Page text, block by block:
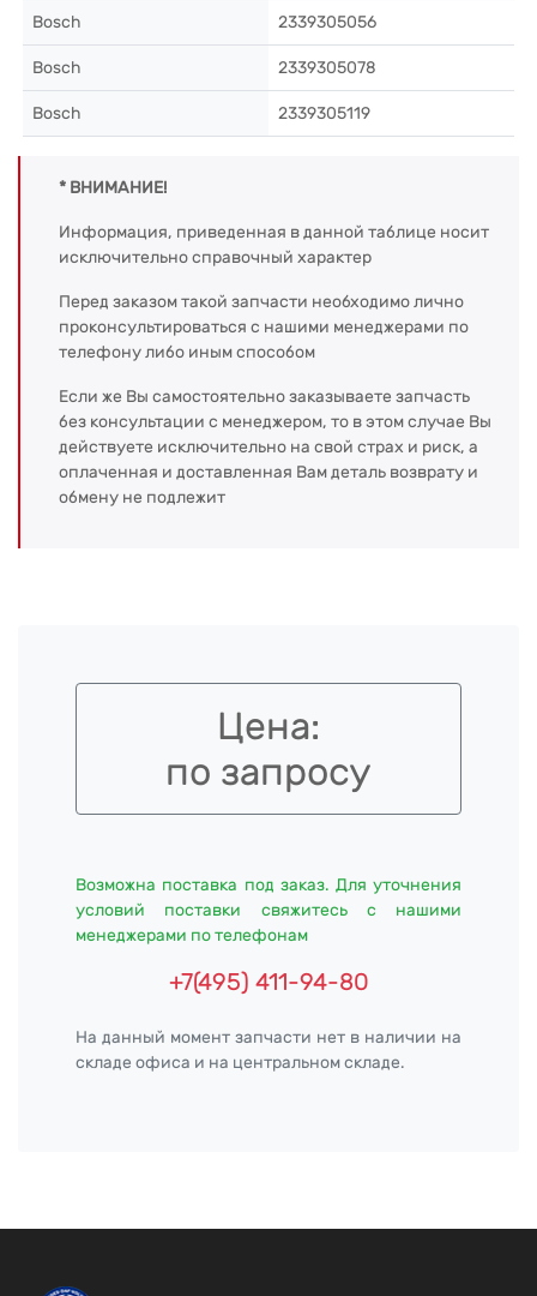
Bosch 2339305056
Bosch 2339305078
Bosch 2339305119
* ВНИМАНИЕ!
Информация, приведенная в данной таблице носит
исключительно справочный характер
Перед заказом такой запчасти необходимо лично
проконсультироваться с нашими менеджерами по
телефону либо иным способом
Если же Вы самостоятельно заказываете запчасть
без консультации с менеджером, то в этом случае Вы
действуете исключительно на свой страх и риск, а
оплаченная и доставленная Вам деталь возврату и
обмену не подлежит
Цена:
по запросу
Возможна поставка под заказ. Для уточнения
условий поставки свяжитесь с нашими
менеджерами по телефонам
+7(495) 411-94-80
На данный момент запчасти нет в наличии на
складе офиса и на центральном складе.